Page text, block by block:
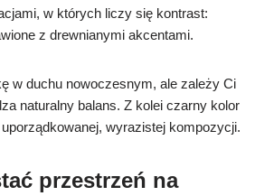
w których liczy się kontrast:
z drewnianymi akcentami.
w duchu nowoczesnym, ale zależy Ci
naturalny balans. Z kolei czarny kolor
wyrazistej kompozycji.
przestrzeń na